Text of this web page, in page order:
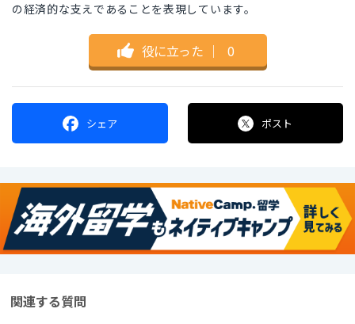
の経済的な支えであることを表現しています。
役に立った ｜ 0
シェア ポスト
関連する質問